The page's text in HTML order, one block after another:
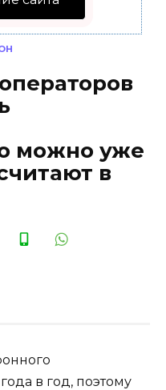
можно уже
в
в год, поэтому